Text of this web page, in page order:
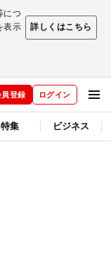
につ
表示
詳しくはこちら
登録 ログイン
特集 ビジネス